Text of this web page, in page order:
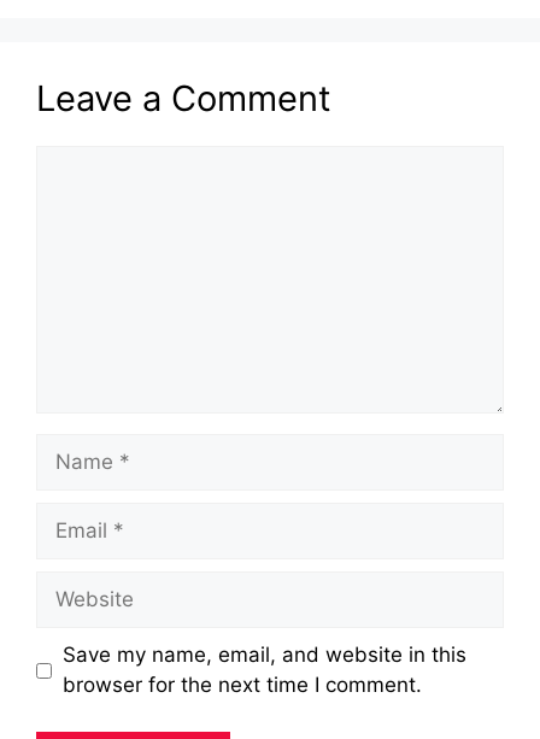
Leave a Comment
Name
Email
Website
Save my name, email, and website in this
browser for the next time I comment.